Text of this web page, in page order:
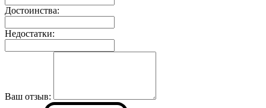
Достоинства:
Недостатки:
Ваш отзыв: